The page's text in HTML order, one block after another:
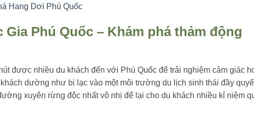
Hang Dơi Phú Quốc
Phú Quốc – Khám phá thảm động
được nhiều du khách đến với Phú Quốc để trải nghiệm cảm giác
dường như bị lạc vào một môi trường du lịch sinh thái đầy
xuyên rừng độc nhất vô nhị để lại cho du khách nhiều kỉ niệm